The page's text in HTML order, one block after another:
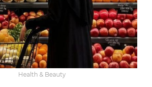
Health & Beauty